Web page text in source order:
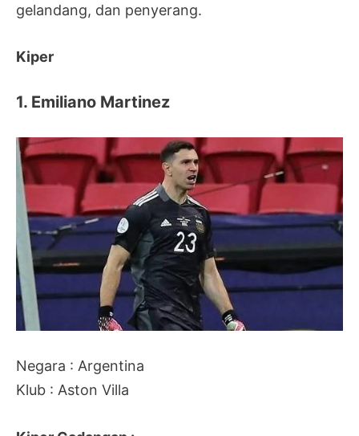
gelandang, dan penyerang.
Kiper
1. Emiliano Martinez
Negara : Argentina
Klub : Aston Villa